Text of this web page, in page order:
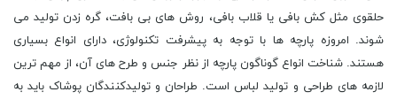
حلقوی مثل کش ‌بافی یا قلاب بافی، روش های بی بافت، گره زدن تولید می‌
شوند. امروزه پارچه ‌ها با توجه به پیشرفت تکنولوژی، دارای انواع بسیاری
هستند. شناخت انواع گوناگون پارچه از نظر جنس و طرح های آن، از مهم‌ ترین
لازمه ‌های طراحی و تولید لباس است. طراحان و تولیدکنندگان پوشاک باید به